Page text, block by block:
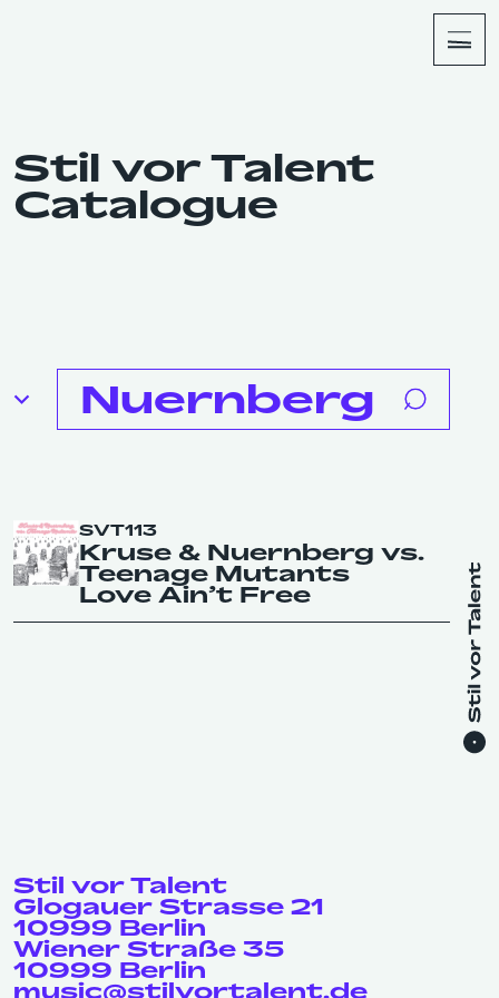
Stil vor Talent
Catalogue
SVT113
Kruse & Nuernberg vs.
Teenage Mutants
Love Ain’t Free
Stil vor Talent
Glogauer Strasse 21
10999 Berlin
Wiener Straße 35
10999 Berlin
music@stilvortalent.de